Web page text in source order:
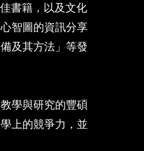
書籍，以及文化
智圖的資訊分享
及其方法」等發
學與研究的豐碩
上的競爭力，並